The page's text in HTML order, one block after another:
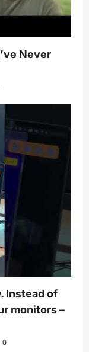
Never
Instead of
monitors –
0